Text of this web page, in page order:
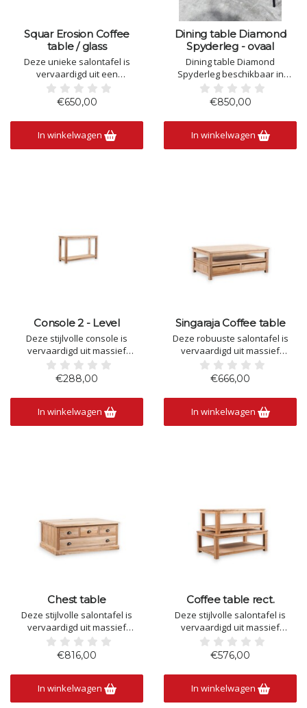
Squar Erosion Coffee
table / glass
Deze unieke salontafel is
vervaardigd uit een
authentieke teakwortel en
afgewerkt met een strak glazen
blad. De grillige vormen,
natuurlijke houtstructuren en
warme kleurnuances maken
elk exemplaar volledig uniek.
€650,00
In winkelwagen
Dining table Diamond
Spyderleg - ovaal
Dining table Diamond
Spyderleg beschikbaar in
200cm/250cm
€850,00
In winkelwagen
Console 2 - Level
Deze stijlvolle console is
vervaardigd uit massief
teakhout en kenmerkt zich door
zijn tijdloze, minimalistische
vormgeving. Het ruime
bovenblad biedt plaats voor
decoratieve accessoires, terwijl
de praktische onderplank extra
€288,00
In winkelwagen
Singaraja Coffee table
Deze robuuste salontafel is
vervaardigd uit massief
teakhout en combineert een
tijdloos design met praktische
functionaliteit. Het ruime
tafelblad biedt voldoende
plaats voor decoratie, hapjes of
drankjes, terwijl de open
€666,00
In winkelwagen
Chest table
Deze stijlvolle salontafel is
vervaardigd uit massief
teakhout en combineert een
warme, natuurlijke uitstraling
met praktische functionaliteit.
De drie bovenladen en ruime
onderlade bieden volop
opbergruimte voor
€816,00
In winkelwagen
Coffee table rect.
Deze stijlvolle salontafel is
vervaardigd uit massief
teakhout en combineert een
warme, natuurlijke uitstraling
met een functioneel ontwerp.
Het ruime tafelblad biedt volop
plaats voor decoratie, boeken,
hapjes of drankjes, terwijl de
€576,00
In winkelwagen